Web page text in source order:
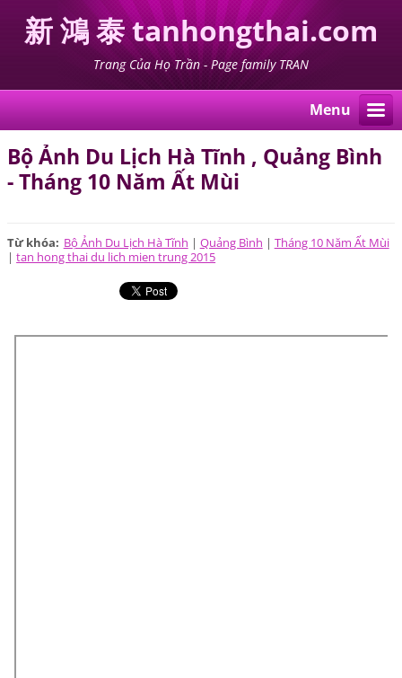
新 鴻 泰 tanhongthai.com
Trang Của Họ Trần - Page family TRAN
Menu
Bộ Ảnh Du Lịch Hà Tĩnh , Quảng Bình
- Tháng 10 Năm Ất Mùi
Từ khóa: Bộ Ảnh Du Lịch Hà Tĩnh | Quảng Bình | Tháng 10 Năm Ất Mùi
| tan hong thai du lich mien trung 2015